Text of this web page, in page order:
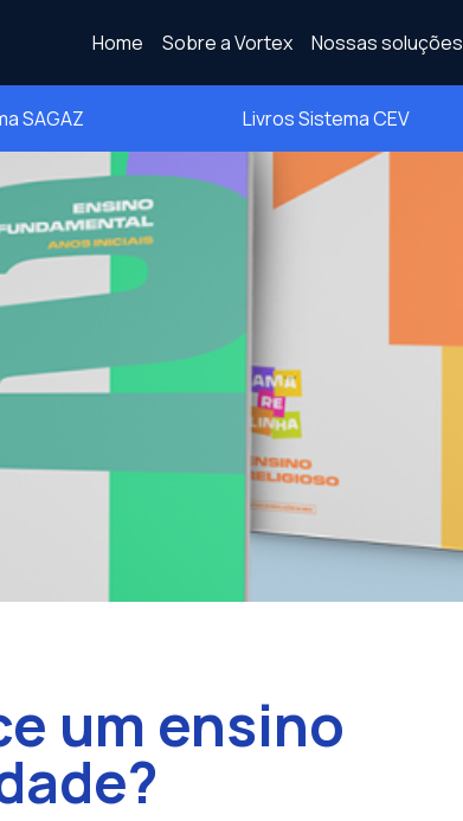
Home Sobre a Vortex Nossas soluções
SAGAZ Livros Sistema CEV
um ensino